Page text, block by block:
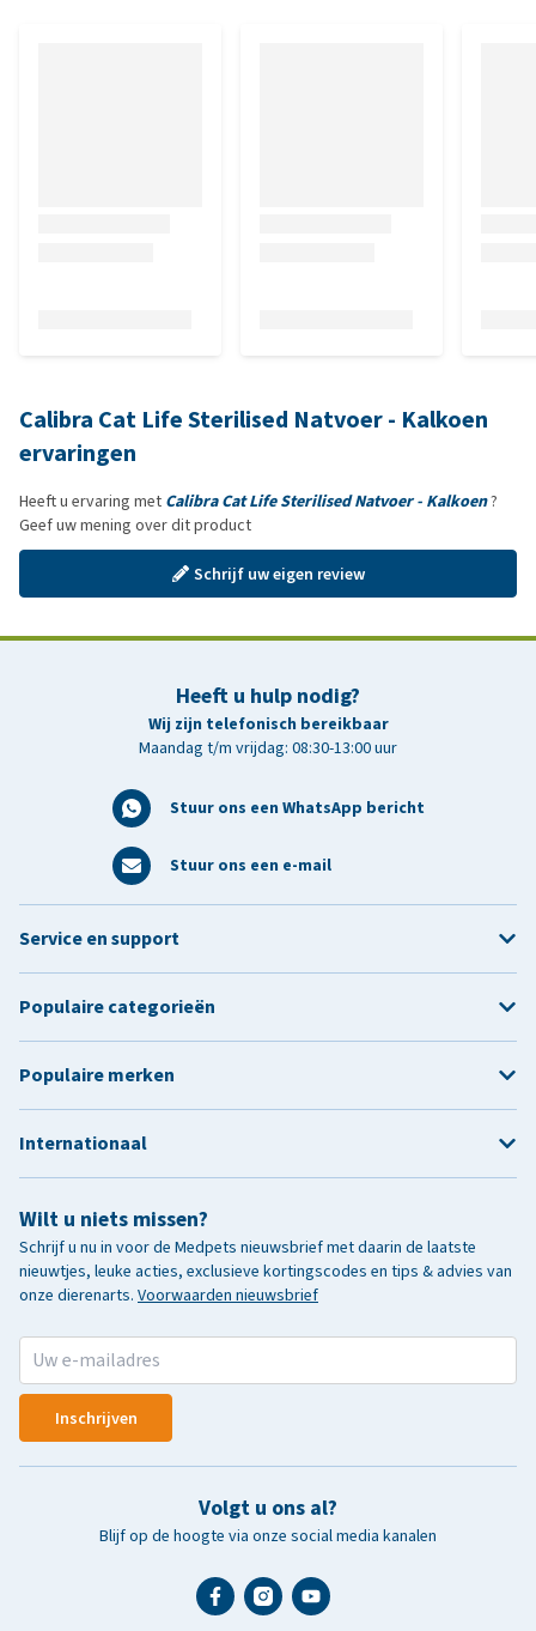
Calibra Cat Life Sterilised Natvoer - Kalkoen
ervaringen
Heeft u ervaring met Calibra Cat Life Sterilised Natvoer - Kalkoen?
Geef uw mening over dit product
Schrijf uw eigen review
Heeft u hulp nodig?
Wij zijn telefonisch bereikbaar
Maandag t/m vrijdag: 08:30-13:00 uur
Stuur ons een WhatsApp bericht
Stuur ons een e-mail
Wilt u niets missen?
Schrijf u nu in voor de Medpets nieuwsbrief met daarin de laatste
nieuwtjes, leuke acties, exclusieve kortingscodes en tips & advies van
onze dierenarts. Voorwaarden nieuwsbrief
Inschrijven
Volgt u ons al?
Blijf op de hoogte via onze social media kanalen
Service en support
Populaire categorieën
Populaire merken
Internationaal